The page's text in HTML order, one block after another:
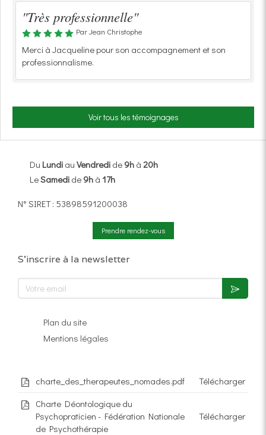
"Très professionnelle"
Par Jean Christophe
Merci à Jacqueline pour son accompagnement et son
professionnalisme.
Voir tous les témoignages
Du Lundi au Vendredi de 9h à 20h
LeSamedi de 9h à 17h
N° SIRET : 53898591200038
Prendre rendez-vous
S'inscrire à la newsletter
Votre email
Plan du site
Mentions légales
charte_des_therapeutes_nomades.pdf
Télécharger
Charte Déontologique du
Psychopraticien - Fédération Nationale
de Psychothérapie
Télécharger